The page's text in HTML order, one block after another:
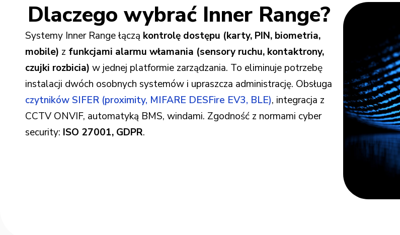
Dlaczego wybrać Inner Range?
Systemy Inner Range łączą kontrolę dostępu (karty, PIN, biometria,
mobile) z funkcjami alarmu włamania (sensory ruchu, kontaktrony,
czujki rozbicia) w jednej platformie zarządzania. To eliminuje potrzebę
instalacji dwóch osobnych systemów i upraszcza administrację. Obsługa
czytników SIFER (proximity, MIFARE DESFire EV3, BLE), integracja z
CCTV ONVIF, automatyką BMS, windami. Zgodność z normami cyber
security: ISO 27001, GDPR.